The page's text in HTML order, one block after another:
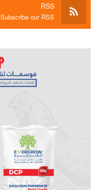
RSS
Subscribe our RSS